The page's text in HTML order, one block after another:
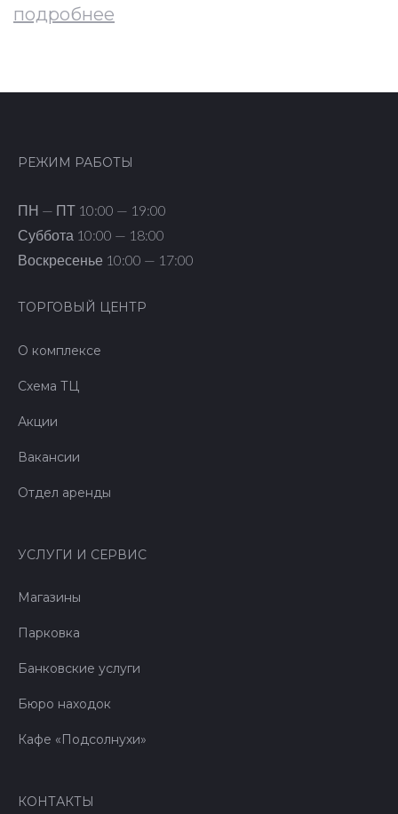
подробнее
РЕЖИМ РАБОТЫ
ПН — ПТ 10:00 — 19:00
Суббота 10:00 — 18:00
Воскресенье 10:00 — 17:00
ТОРГОВЫЙ ЦЕНТР
О комплексе
Схема ТЦ
Акции
Вакансии
Отдел аренды
УСЛУГИ И СЕРВИС
Магазины
Парковка
Банковские услуги
Бюро находок
Кафе «Подсолнухи»
КОНТАКТЫ